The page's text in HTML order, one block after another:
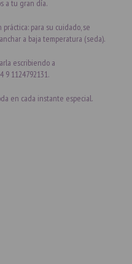
a tu gran día.
para su cuidado, se
a baja temperatura (seda).
escribiendo a
9 1124792131.
en cada instante especial.